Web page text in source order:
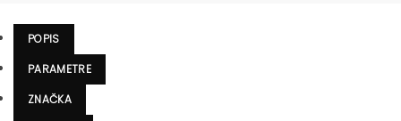
POPIS
PARAMETRE
ZNAČKA